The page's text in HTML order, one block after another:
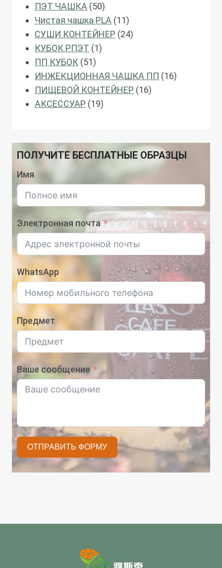
ПЭТ ЧАШКА 5050
продукты
Чистая чашка PLA 1111
продукты
СУШИ КОНТЕЙНЕР 2424
КУБОК РПЭТ 11
ПП КУБОК 5151
продукты
ИНЖЕКЦИОННАЯ ЧАШКА ПП 1616
ПИЩЕВОЙ КОНТЕЙНЕР 1616
АКСЕССУАР 1919
ПОЛУЧИТЕ БЕСПЛАТНЫЕ ОБРАЗЦЫ
Имя
Электронная почта
WhatsApp
Предмет
Ваше сообщение
ОТПРАВИТЬ ФОРМУ